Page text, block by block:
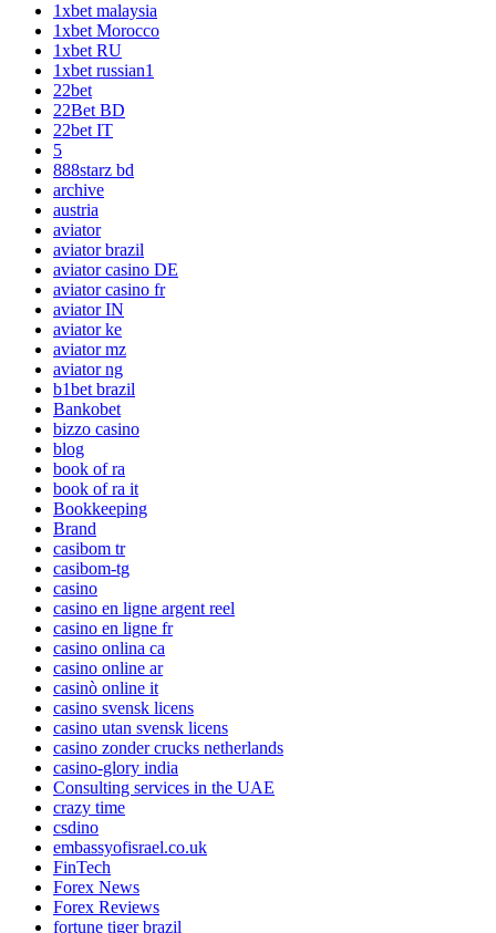
1xbet malaysia
1xbet Morocco
1xbet RU
1xbet russian1
22bet
22Bet BD
22bet IT
5
888starz bd
archive
austria
aviator
aviator brazil
aviator casino DE
aviator casino fr
aviator IN
aviator ke
aviator mz
aviator ng
b1bet brazil
Bankobet
bizzo casino
blog
book of ra
book of ra it
Bookkeeping
Brand
casibom tr
casibom-tg
casino
casino en ligne argent reel
casino en ligne fr
casino onlina ca
casino online ar
casinò online it
casino svensk licens
casino utan svensk licens
casino zonder crucks netherlands
casino-glory india
Consulting services in the UAE
crazy time
csdino
embassyofisrael.co.uk
FinTech
Forex News
Forex Reviews
fortune tiger brazil